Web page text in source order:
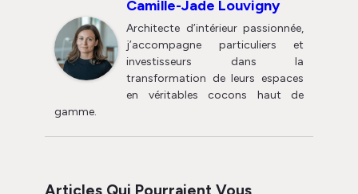
Camille-Jade Louvigny
Architecte d’intérieur passionnée,
j’accompagne particuliers et
investisseurs dans la
transformation de leurs espaces
en véritables cocons haut de
gamme.
Articles Qui Pourraient Vous